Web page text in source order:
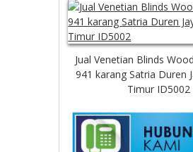
Jual Venetian Blinds
941 karang Satria Duren
Timur ID5002